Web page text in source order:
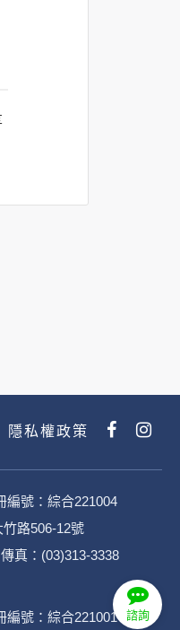
諮詢
隱私權政策
號：綜合221004
路506-12號
真：(03)313-3338
號：綜合221001